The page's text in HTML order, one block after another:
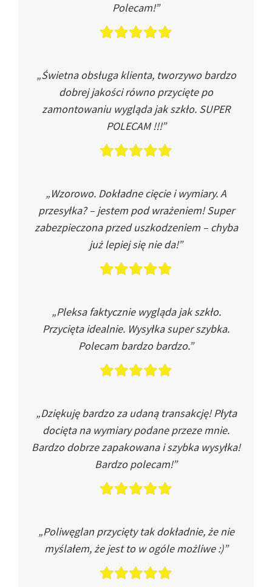
Polecam!”
„Świetna obsługa klienta, tworzywo bardzo
dobrej jakości równo przycięte po
zamontowaniu wygląda jak szkło. SUPER
POLECAM !!!”
„Wzorowo. Dokładne cięcie i wymiary. A
przesyłka? – jestem pod wrażeniem! Super
zabezpieczona przed uszkodzeniem – chyba
już lepiej się nie da!”
„Pleksa faktycznie wygląda jak szkło.
Przycięta idealnie. Wysyłka super szybka.
Polecam bardzo bardzo.”
„Dziękuję bardzo za udaną transakcję! Płyta
docięta na wymiary podane przeze mnie.
Bardzo dobrze zapakowana i szybka wysyłka!
Bardzo polecam!”
„Poliwęglan przycięty tak dokładnie, że nie
myślałem, że jest to w ogóle możliwe :)”